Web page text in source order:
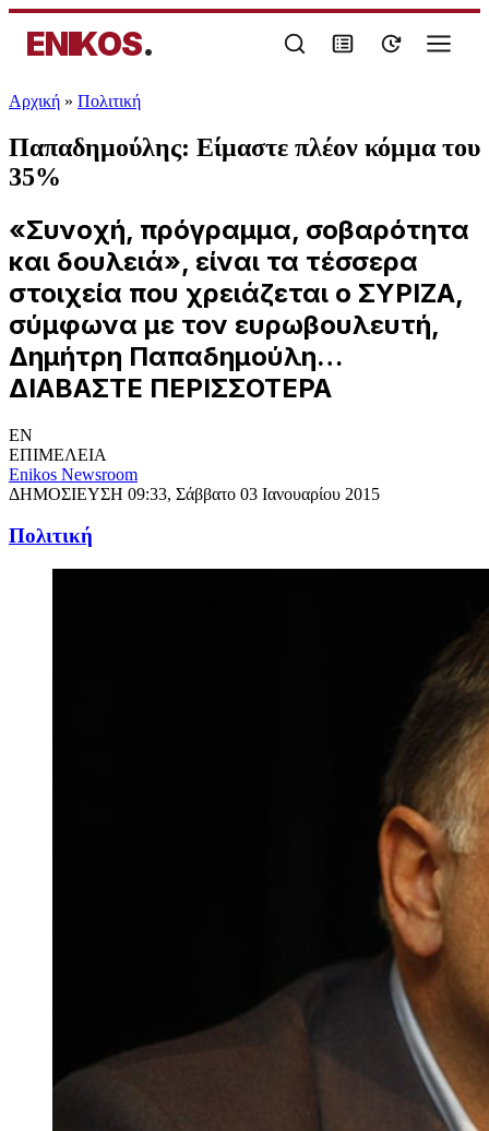
ENIKOS.
Αρχική » Πολιτική
Παπαδημούλης: Είμαστε πλέον κόμμα του
35%
«Συνοχή, πρόγραμμα, σοβαρότητα
και δουλειά», είναι τα τέσσερα
στοιχεία που χρειάζεται ο ΣΥΡΙΖΑ,
σύμφωνα με τον ευρωβουλευτή,
Δημήτρη Παπαδημούλη…
ΔΙΑΒΑΣΤΕ ΠΕΡΙΣΣΟΤΕΡΑ
EN
ΕΠΙΜΕΛΕΙΑ
Enikos Newsroom
ΔΗΜΟΣΙΕΥΣΗ 09:33, Σάββατο 03 Ιανουαρίου 2015
Πολιτική